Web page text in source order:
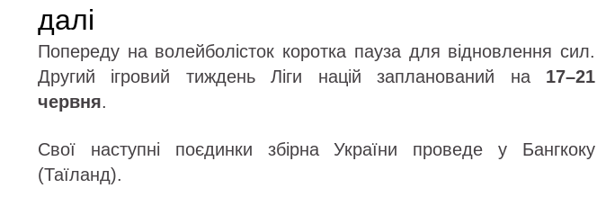
далі
Попереду на волейболісток коротка пауза для відновлення сил.
Другий ігровий тиждень Ліги націй запланований на 17–21
червня.
Свої наступні поєдинки збірна України проведе у Бангкоку
(Таїланд).